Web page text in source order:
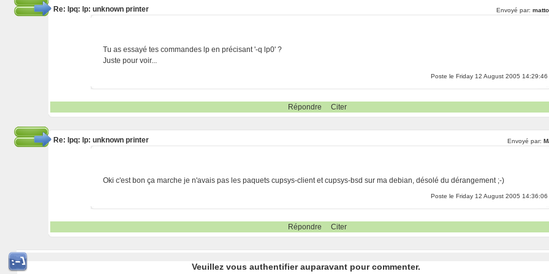
Re: lpq: lp: unknown printer Envoyé par:
Tu as essayé tes commandes lp en précisant '-q lp0' ?
Juste pour voir...
Poste le Friday 12 August 2005 14:29:46
Répondre Citer
Re: lpq: lp: unknown printer Envoyé par:
Oki c'est bon ça marche je n'avais pas les paquets cupsys-client et cupsys-bsd sur ma debian, désolé du dérangement ;-)
Poste le Friday 12 August 2005 14:36:06
Répondre Citer
Veuillez vous authentifier auparavant pour commenter.